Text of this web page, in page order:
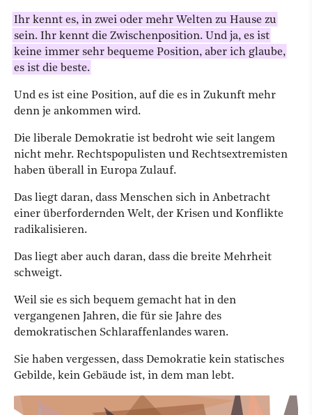
Ihr kennt es, in zwei oder mehr Welten zu Hause zu
sein. Ihr kennt die Zwischenposition. Und ja, es ist
keine immer sehr bequeme Position, aber ich glaube,
es ist die beste.
Und es ist eine Position, auf die es in Zukunft mehr
denn je ankommen wird.
Die liberale Demokratie ist bedroht wie seit langem
nicht mehr. Rechtspopulisten und Rechtsextremisten
haben überall in Europa Zulauf.
Das liegt daran, dass Menschen sich in Anbetracht
einer überfordernden Welt, der Krisen und Konflikte
radikalisieren.
Das liegt aber auch daran, dass die breite Mehrheit
schweigt.
Weil sie es sich bequem gemacht hat in den
vergangenen Jahren, die für sie Jahre des
demokratischen Schlaraffenlandes waren.
Sie haben vergessen, dass Demokratie kein statisches
Gebilde, kein Gebäude ist, in dem man lebt.